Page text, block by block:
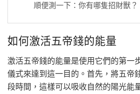
順便測一下：你有哪隻招財獸？
如何激活五帝錢的能量
激活五帝錢的能量是使用它們的第一
儀式來達到這一目的。首先，將五帝
段時間，這樣可以吸收自然的陽光